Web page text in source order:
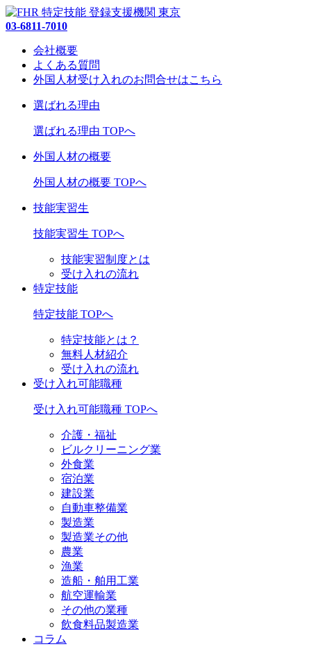
03-6811-7010
会社概要
よくある質問
外国人材受け入れのお問合せはこちら
選ばれる理由
選ばれる理由 TOPへ
外国人材の概要
外国人材の概要 TOPへ
技能実習生
技能実習生 TOPへ
技能実習制度とは
受け入れの流れ
特定技能
特定技能 TOPへ
特定技能とは？
無料人材紹介
受け入れの流れ
受け入れ可能職種
受け入れ可能職種 TOPへ
介護・福祉
ビルクリーニング業
外食業
宿泊業
建設業
自動車整備業
製造業
製造業その他
農業
漁業
造船・舶用工業
航空運輸業
その他の業種
飲食料品製造業
コラム